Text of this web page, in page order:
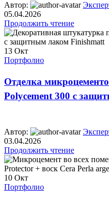
Автор:
05.04.2026
Продолжить чтение
13 Окт
Портфолио
Отделка
Polycement 300 с
Автор:
03.04.2026
Продолжить чтение
10 Окт
Портфолио